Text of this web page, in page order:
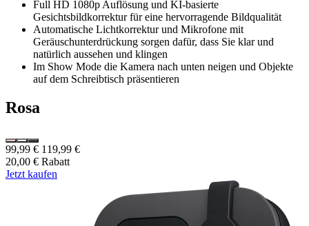
Full HD 1080p Auflösung und KI-basierte
Gesichtsbildkorrektur für eine hervorragende Bildqualität
Automatische Lichtkorrektur und Mikrofone mit
Geräuschunterdrückung sorgen dafür, dass Sie klar und
natürlich aussehen und klingen
Im Show Mode die Kamera nach unten neigen und Objekte
auf dem Schreibtisch präsentieren
Rosa
99,99 € 119,99 €
20,00 € Rabatt
Jetzt kaufen